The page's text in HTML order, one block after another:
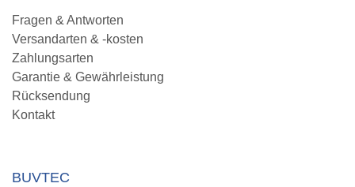
Fragen & Antworten
Versandarten & -kosten
Zahlungsarten
Garantie & Gewährleistung
Rücksendung
Kontakt
BUVTEC